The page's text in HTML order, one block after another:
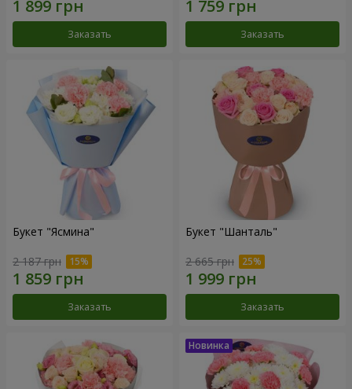
Заказать Заказать
Букет "Ясмина"
2 187 грн
Заказать
Букет "Шанталь"
2 665 грн
Заказать